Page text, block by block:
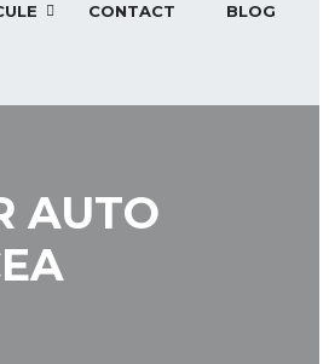
CONTACT BLOG
AUTO